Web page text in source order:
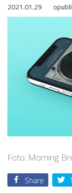
2021.01.29
Foto: Morning
Share